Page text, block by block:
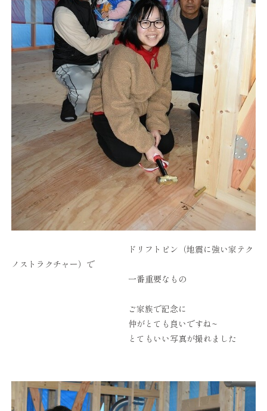
ドリフトピン（地震に強い家テク
ノストラクチャー）で
一番重要なもの
ご家族で記念に
仲がとても良いですね~
とてもいい写真が撮れました